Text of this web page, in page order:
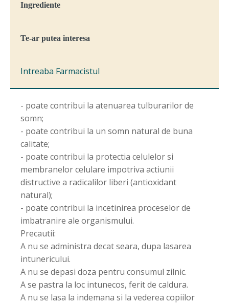
Ingrediente
Te-ar putea interesa
Intreaba Farmacistul
- poate contribui la atenuarea tulburarilor de
somn;
- poate contribui la un somn natural de buna
calitate;
- poate contribui la protectia celulelor si
membranelor celulare impotriva actiunii
distructive a radicalilor liberi (antioxidant
natural);
- poate contribui la incetinirea proceselor de
imbatranire ale organismului.
Precautii:
A nu se administra decat seara, dupa lasarea
intunericului.
A nu se depasi doza pentru consumul zilnic.
A se pastra la loc intunecos, ferit de caldura.
A nu se lasa la indemana si la vederea copiilor